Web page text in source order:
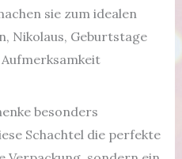
sie zum idealen
Nikolaus, Geburtstage
besonders
Schachtel die perfekte